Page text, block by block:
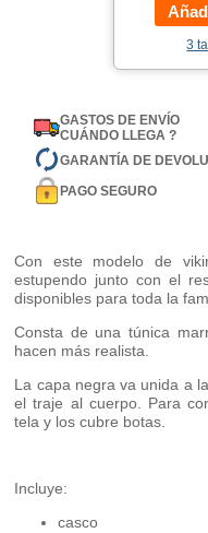
3
GASTOS DE ENVÍO
CUÁNDO LLEGA ?
GARANTÍA DE
PAGO SEGURO
Con este modelo de
estupendo junto con el
disponibles para toda la
Consta de una túnica
hacen más realista.
La capa negra va unida a
el traje al cuerpo. Para
tela y los cubre botas.
Incluye:
casco